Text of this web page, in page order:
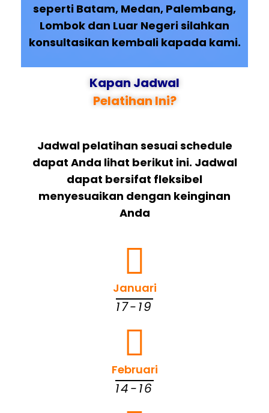
seperti Batam, Medan, Palembang,
Lombok dan Luar Negeri silahkan
konsultasikan kembali kapada kami.
Kapan Jadwal
Pelatihan Ini?
Jadwal pelatihan sesuai schedule
dapat Anda lihat berikut ini. Jadwal
dapat bersifat fleksibel
menyesuaikan dengan keinginan
Anda
Januari
17-19
Februari
14-16